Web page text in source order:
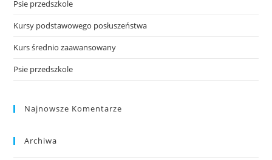
Psie przedszkole
Kursy podstawowego posłuszeństwa
Kurs średnio zaawansowany
Psie przedszkole
Najnowsze Komentarze
Archiwa